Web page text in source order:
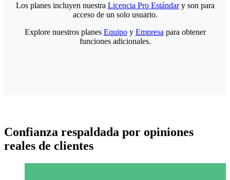
Los planes incluyen nuestra Licencia Pro Estándary son para
acceso de un solo usuario.
Explore nuestros planes Equipoy Empresa para obtener
funciones adicionales.
Confianza respaldada por opiniones
reales de clientes